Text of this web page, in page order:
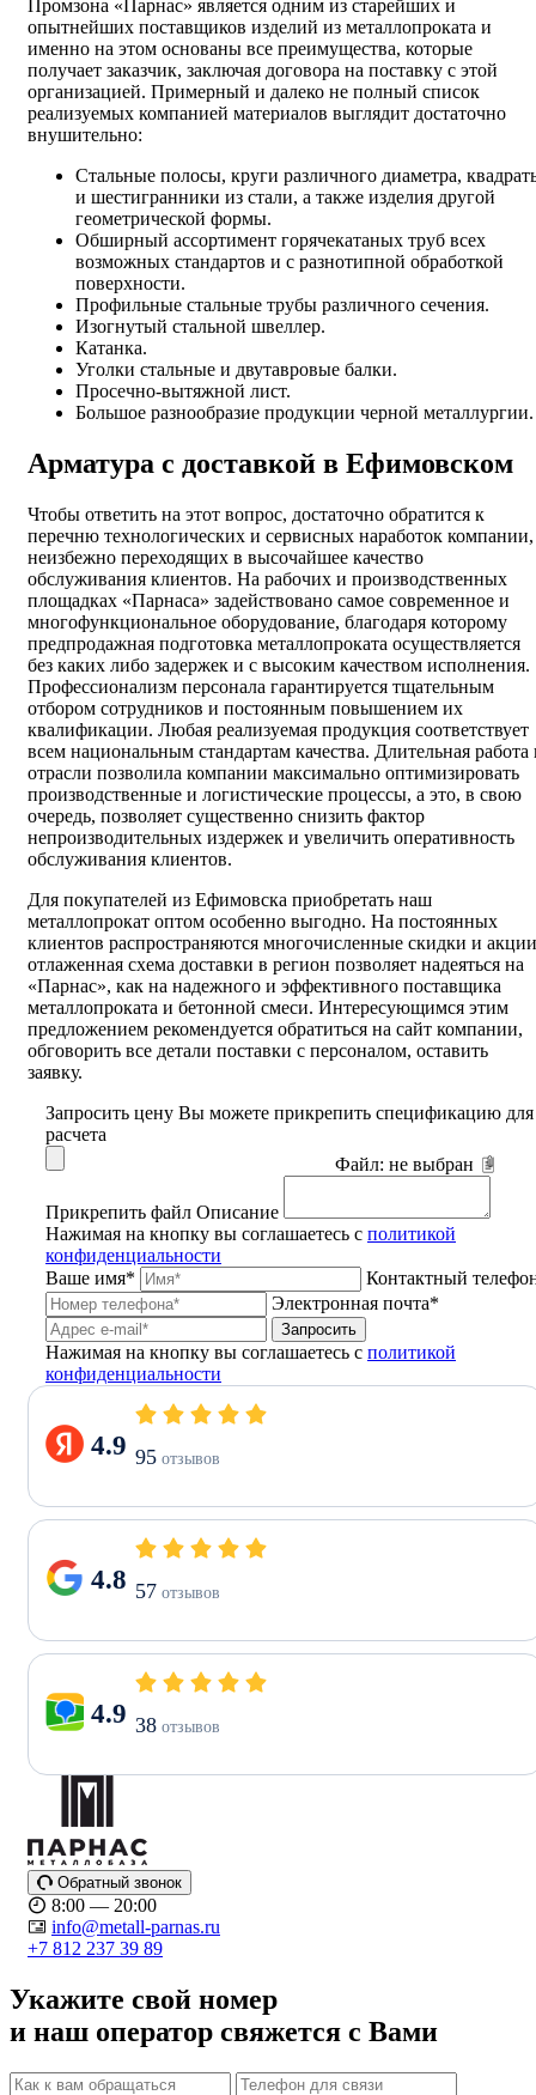
Промзона «Парнас» является одним из старейших и
опытнейших поставщиков изделий из металлопроката и
именно на этом основаны все преимущества, которые
получает заказчик, заключая договора на поставку с этой
организацией. Примерный и далеко не полный список
реализуемых компанией материалов выглядит достаточно
внушительно:
Стальные полосы, круги различного диаметра,
и шестигранники из стали, а также изделия другой
геометрической формы.
Обширный ассортимент горячекатаных труб всех
возможных стандартов и с разнотипной обработкой
поверхности.
Профильные стальные трубы различного сечения.
Изогнутый стальной швеллер.
Катанка.
Уголки стальные и двутавровые балки.
Просечно-вытяжной лист.
Большое разнообразие продукции черной металлургии.
Арматура с доставкой в Ефимовском
Чтобы ответить на этот вопрос, достаточно обратится к
перечню технологических и сервисных наработок компании,
неизбежно переходящих в высочайшее качество
обслуживания клиентов. На рабочих и производственных
площадках «Парнаса» задействовано самое современное и
многофункциональное оборудование, благодаря которому
предпродажная подготовка металлопроката осуществляется
без каких либо задержек и с высоким качеством исполнения.
Профессионализм персонала гарантируется тщательным
отбором сотрудников и постоянным повышением их
квалификации. Любая реализуемая продукция соответствует
всем национальным стандартам качества. Длительная работа
отрасли позволила компании максимально оптимизировать
производственные и логистические процессы, а это, в свою
очередь, позволяет существенно снизить фактор
непроизводительных издержек и увеличить оперативность
обслуживания клиентов.
Для покупателей из Ефимовска приобретать наш
металлопрокат оптом особенно выгодно. На постоянных
клиентов распространяются многочисленные скидки и
отлаженная схема доставки в регион позволяет надеяться на
«Парнас», как на надежного и эффективного поставщика
металлопроката и бетонной смеси. Интересующимся этим
предложением рекомендуется обратиться на сайт компании,
обговорить все детали поставки с персоналом, оставить
заявку.
Запросить цену Вы можете прикрепить спецификацию для
расчета
Файл: не выбран
Прикрепить файл Описание
Нажимая на кнопку вы соглашаетесь с политикой
конфиденциальности
Ваше имя*
Контактный
Электронная почта*
Запросить
Нажимая на кнопку вы соглашаетесь с политикой
конфиденциальности
4.9 95 отзывов
4.8 57 отзывов
4.9 38 отзывов
Обратный звонок
8:00 — 20:00
info@metall-parnas.ru
+7 812 237 39 89
Укажите свой номер
и наш оператор свяжется с Вами